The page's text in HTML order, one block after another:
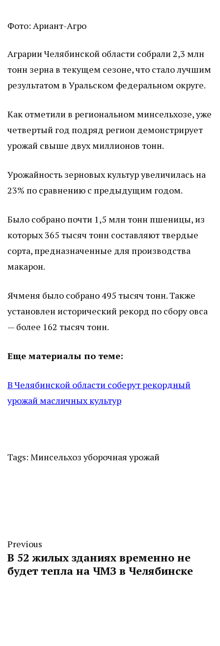
Фото: Ариант-Агро
Аграрии Челябинской области собрали 2,3 млн
тонн зерна в текущем сезоне, что стало лучшим
результатом в Уральском федеральном округе.
Как отметили в региональном минсельхозе, уже
четвертый год подряд регион демонстрирует
урожай свыше двух миллионов тонн.
Урожайность зерновых культур увеличилась на
23% по сравнению с предыдущим годом.
Было собрано почти 1,5 млн тонн пшеницы, из
которых 365 тысяч тонн составляют твердые
сорта, предназначенные для производства
макарон.
Ячменя было собрано 495 тысяч тонн. Также
установлен исторический рекорд по сбору овса
— более 162 тысяч тонн.
Еще материалы по теме:
В Челябинской области соберут рекордный
урожай масличных культур
Tags: Минсельхоз уборочная урожай
Previous
В 52 жилых зданиях временно не
будет тепла на ЧМЗ в Челябинске